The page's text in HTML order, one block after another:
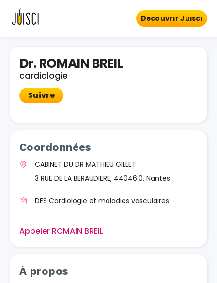
Découvrir Juisci
Dr. ROMAIN BREIL
cardiologie
Suivre
Coordonnées
CABINET DU DR MATHIEU GILLET
3 RUE DE LA BERAUDIERE, 44046.0, Nantes
DES Cardiologie et maladies vasculaires
Appeler ROMAIN BREIL
À propos